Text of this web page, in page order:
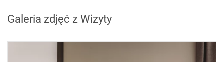
Galeria zdjęć z Wizyty